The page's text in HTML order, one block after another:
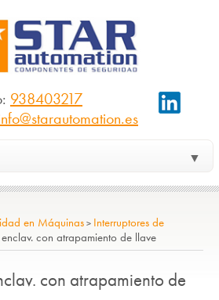
938403217
▼
en Máquinas> Interruptores de
con atrapamiento de llave
con atrapamiento de